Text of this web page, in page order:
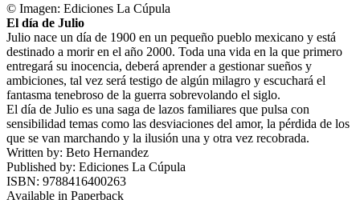
© Imagen: Ediciones La Cúpula
El día de Julio
Julio nace un día de 1900 en un pequeño pueblo mexicano y está
destinado a morir en el año 2000. Toda una vida en la que primero
entregará su inocencia, deberá aprender a gestionar sueños y
ambiciones, tal vez será testigo de algún milagro y escuchará el
fantasma tenebroso de la guerra sobrevolando el siglo.
El día de Julio es una saga de lazos familiares que pulsa con
sensibilidad temas como las desviaciones del amor, la pérdida de los
que se van marchando y la ilusión una y otra vez recobrada.
Written by: Beto Hernandez
Published by: Ediciones La Cúpula
ISBN: 9788416400263
Available in Paperback